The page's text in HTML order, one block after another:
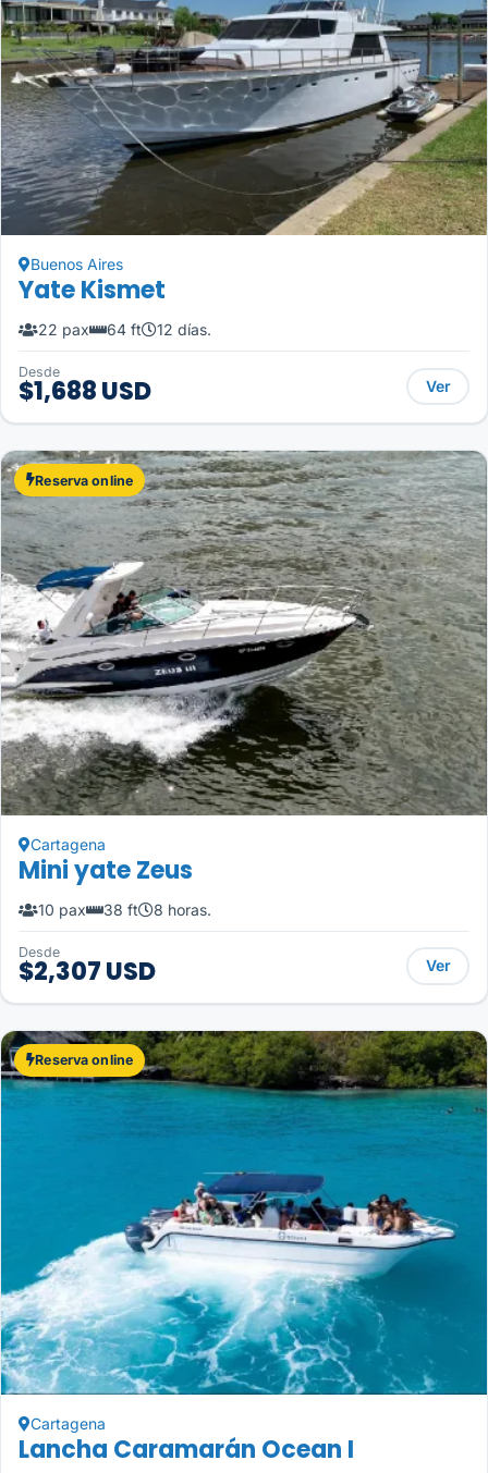
Buenos Aires
Yate Kismet
22 pax 64 ft 12 días.
Desde
$1,688 USD Ver
Reserva online
Cartagena
Mini yate Zeus
10 pax 38 ft 8 horas.
Desde
$2,307 USD Ver
Reserva online
Cartagena
Lancha Caramarán Ocean I